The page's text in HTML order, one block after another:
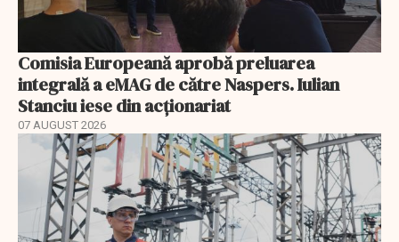
Comisia Europeană aprobă preluarea
integrală a eMAG de către Naspers. Iulian
Stanciu iese din acționariat
07 AUGUST 2026